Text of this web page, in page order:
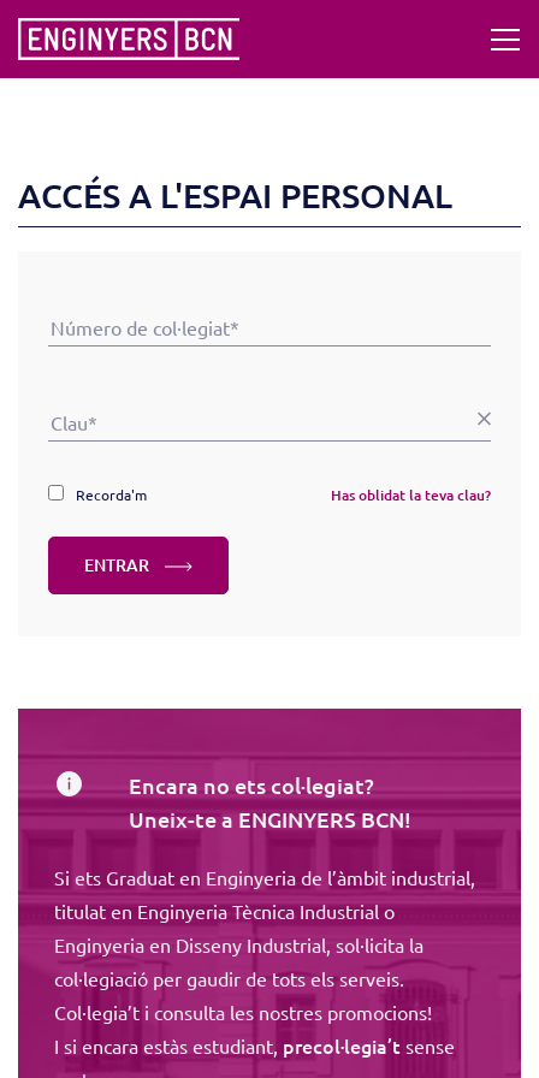
ACCÉS A L'ESPAI PERSONAL
Recorda'm Has oblidat la teva clau?
ENTRAR
Encara no ets col·legiat?
Uneix-te a ENGINYERS BCN!
Si ets Graduat en Enginyeria de l’àmbit industrial,
titulat en Enginyeria Tècnica Industrial o
Enginyeria en Disseny Industrial, sol·licita la
col·legiació per gaudir de tots els serveis.
Col·legia’t i consulta les nostres promocions!
I si encara estàs estudiant, precol·legia’t sense